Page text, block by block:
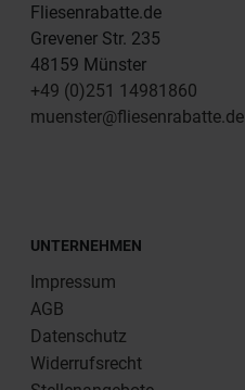
Fliesenrabatte.de
Grevener Str. 235
48159 Münster
+49 (0)251 14981860
muenster@fliesenrabatte.de
UNTERNEHMEN
Impressum
AGB
Datenschutz
Widerrufsrecht